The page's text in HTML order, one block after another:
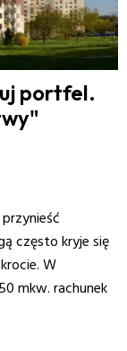
portfel.
często kryje się
W
mkw. rachunek